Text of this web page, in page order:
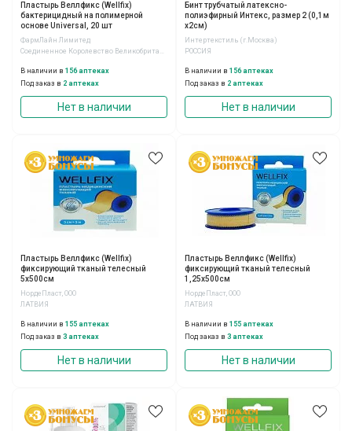
Пластырь Веллфикс (Wellfix)
бактерицидный на полимерной
основе Universal, 20 шт
ФармЛайн Лимитед
Соединенное Королевство Великобритании и Северной Ирландии
В наличии в 156 аптеках
Под заказ в 2 аптеках
Нет в наличии
Бинт трубчатый латексно-
полиэфирный Интекс, размер 2 (0,1м
х2см)
Интертекстиль (г.Москва)
РОССИЯ
В наличии в 156 аптеках
Под заказ в 2 аптеках
Нет в наличии
Пластырь Веллфикс (Wellfix)
фиксирующий тканый телесный
5х500см
НордеПласт, ООО
ЛАТВИЯ
В наличии в 155 аптеках
Под заказ в 3 аптеках
Нет в наличии
Пластырь Веллфикс (Wellfix)
фиксирующий тканый телесный
1,25х500см
НордеПласт, ООО
ЛАТВИЯ
В наличии в 155 аптеках
Под заказ в 3 аптеках
Нет в наличии